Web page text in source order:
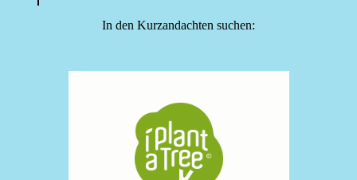
In den Kurzandachten suchen: